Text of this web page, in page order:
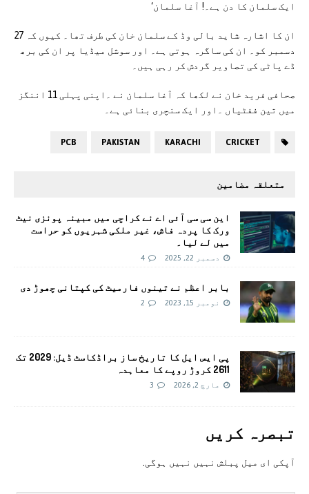
ایک سلمان کا دن ہے۔! آغا سلمان‘
ان کا اشارہ شاید بالی وڈ کے سلمان خان کی طرف تھا۔ کیوں کہ 27
دسمبر کو۔ ان کی ساگرہ ہوتی ہے۔ اور سوشل میڈیا پر ان کی برھ
ڈے پاٹی کی تصاویر گردش کر رہی ہیں۔
صحافی فرید خان نے لکھا کہ آغا سلمان نے ۔اپنی پہلی 11 اننگز
میں تین ففٹیاں ۔اور ایک سنچری بنائی ہے۔
CRICKET
KARACHI
PAKISTAN
PCB
متعلقہ مضامین
این سی سی آئی اے نے کراچی میں مبینہ پونزی نیٹ
ورک کا پردہ فاش، غیر ملکی شہریوں کو حراست
میں لے لیا۔
دسمبر 22, 2025 4
بابر اعظم نے تینوں فارمیٹ کی کپتانی چھوڑ دی
نومبر 15, 2023 2
پی ایس ایل کا تاریخ ساز براڈکاسٹ ڈیل: 2029 تک
2611 کروڑ روپے کا معاہدہ
مارچ 2, 2026 3
تبصرہ کريں
آپکی ای ميل پبلش نہيں نہيں ہوگی.